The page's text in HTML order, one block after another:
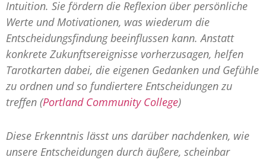
Intuition. Sie fördern die Reflexion über persönliche
Werte und Motivationen, was wiederum die
Entscheidungsfindung beeinflussen kann. Anstatt
konkrete Zukunftsereignisse vorherzusagen, helfen
Tarotkarten dabei, die eigenen Gedanken und Gefühle
zu ordnen und so fundiertere Entscheidungen zu
treffen​ (Portland Community College)​​
Diese Erkenntnis lässt uns darüber nachdenken, wie
unsere Entscheidungen durch äußere, scheinbar